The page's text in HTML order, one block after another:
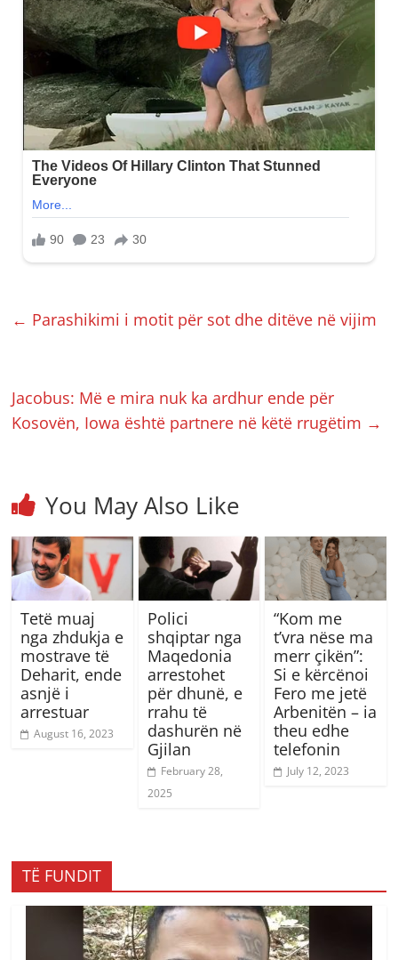
← Parashikimi i motit për sot dhe ditëve në vijim
Jacobus: Më e mira nuk ka ardhur ende për
Kosovën, Iowa është partnere në këtë rrugëtim →
You May Also Like
Tetë muaj
nga zhdukja e
mostrave të
Deharit, ende
asnjë i
arrestuar
August 16, 2023
Polici
shqiptar nga
Maqedonia
arrestohet
për dhunë, e
rrahu të
dashurën në
Gjilan
February 28,
2025
“Kom me
t’vra nëse ma
merr çikën”:
Si e kërcënoi
Fero me jetë
Arbenitën – ia
theu edhe
telefonin
July 12, 2023
TË FUNDIT